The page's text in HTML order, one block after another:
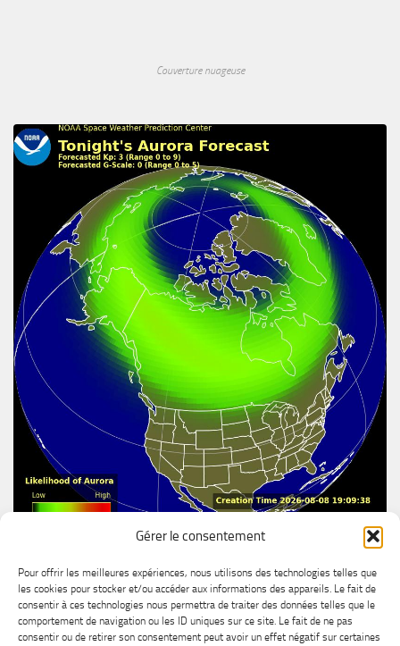
Gérer le consentement
Pour offrir les meilleures expériences, nous utilisons des technologies telles que
les cookies pour stocker et/ou accéder aux informations des appareils. Le fait de
consentir à ces technologies nous permettra de traiter des données telles que le
comportement de navigation ou les ID uniques sur ce site. Le fait de ne pas
consentir ou de retirer son consentement peut avoir un effet négatif sur certaines
Couverture nuageuse